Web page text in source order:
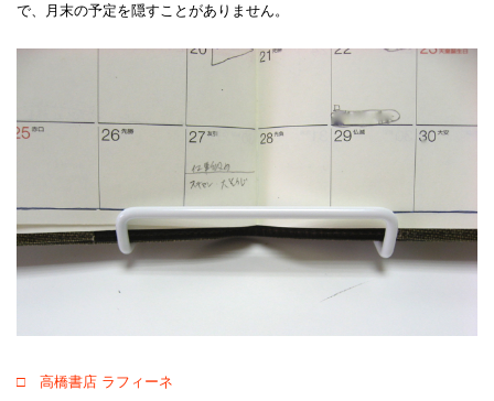
で、月末の予定を隠すことがありません。
□ 高橋書店 ラフィーネ